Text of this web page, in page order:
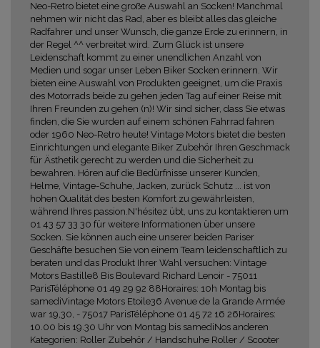
Neo-Retro bietet eine große Auswahl an Socken! Manchmal
nehmen wir nicht das Rad, aber es bleibt alles das gleiche
Radfahrer und unser Wunsch, die ganze Erde zu erinnern, in
der Regel ^^ verbreitet wird. Zum Glück ist unsere
Leidenschaft kommt zu einer unendlichen Anzahl von
Medien und sogar unser Leben Biker Socken erinnern. Wir
bieten eine Auswahl von Produkten geeignet, um die Praxis
des Motorrads beide zu gehen jeden Tag auf einer Reise mit
Ihren Freunden zu gehen (n)! Wir sind sicher, dass Sie etwas
finden, die Sie wurden auf einem schönen Fahrrad fahren
oder 1960 Neo-Retro heute! Vintage Motors bietet die besten
Einrichtungen und elegante Biker Zubehör Ihren Geschmack
für Ästhetik gerecht zu werden und die Sicherheit zu
bewahren. Hören auf die Bedürfnisse unserer Kunden,
Helme, Vintage-Schuhe, Jacken, zurück Schutz ... ist von
hohen Qualität des besten Komfort zu gewährleisten,
während Ihres passion.N'hésitez übt, uns zu kontaktieren um
01 43 57 33 30 für weitere Informationen über unsere
Socken. Sie können auch eine unserer beiden Pariser
Geschäfte besuchen Sie von einem Team leidenschaftlich zu
beraten und das Produkt Ihrer Wahl versuchen: Vintage
Motors Bastille8 Bis Boulevard Richard Lenoir - 75011
ParisTéléphone 01 49 29 92 88Horaires: 10h Montag bis
samediVintage Motors Etoile36 Avenue de la Grande Armée
war 19,30, - 75017 ParisTéléphone 01 45 72 16 26Horaires:
10.00 bis 19.30 Uhr von Montag bis samediNos anderen
Kategorien: Roller Zubehör / Handschuhe Roller / Scooter